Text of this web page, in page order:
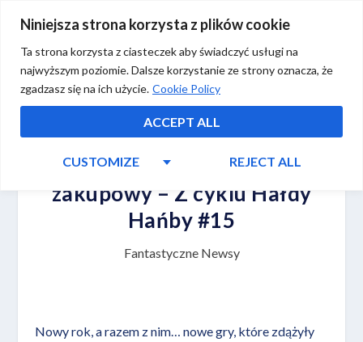
Niniejsza strona korzysta z plików cookie
Ta strona korzysta z ciasteczek aby świadczyć usługi na
najwyższym poziomie. Dalsze korzystanie ze strony oznacza, że
zgadzasz się na ich użycie. Cookie Policy
CUSTOMIZE REJECT ALL
ACCEPT ALL
Planszowy przegląd
zakupowy – Z cyklu Hałdy
Hańby #15
Fantastyczne Newsy
Nowy rok, a razem z nim… nowe gry, które zdążyły